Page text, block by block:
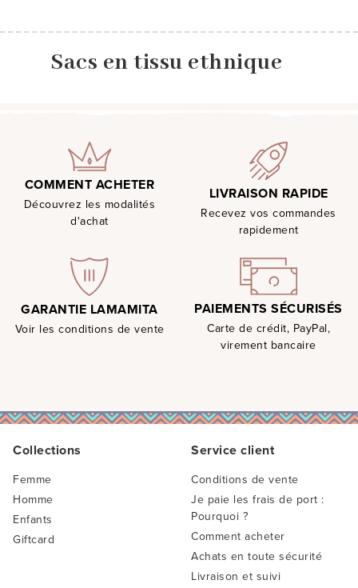
Sacs en tissu ethnique
COMMENT ACHETER
Découvrez les modalités
d'achat
LIVRAISON RAPIDE
Recevez vos commandes
rapidement
GARANTIE LAMAMITA
Voir les conditions de vente
PAIEMENTS SÉCURISÉS
Carte de crédit, PayPal,
virement bancaire
Collections
Femme
Homme
Enfants
Giftcard
Service client
Conditions de vente
Je paie les frais de port :
Pourquoi ?
Comment acheter
Achats en toute sécurité
Livraison et suivi